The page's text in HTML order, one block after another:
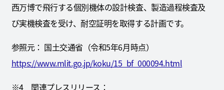
西万博で飛行する個別機体の設計検査、製造過程検査及
び実機検査を受け、耐空証明を取得する計画です。
参照元： 国土交通省（令和5年6月時点）
https://www.mlit.go.jp/koku/15_bf_000094.html
※4 関連プレスリリース：